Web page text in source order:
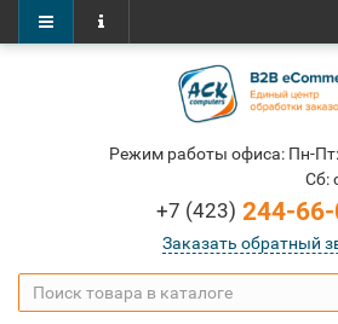
Режим работы офиса: Пн-Пт:
Cб:
+7 (423) 244-
Заказать обратный